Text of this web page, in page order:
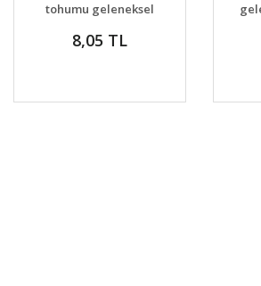
tohumu geleneksel
egyptian beta
8,05 TL